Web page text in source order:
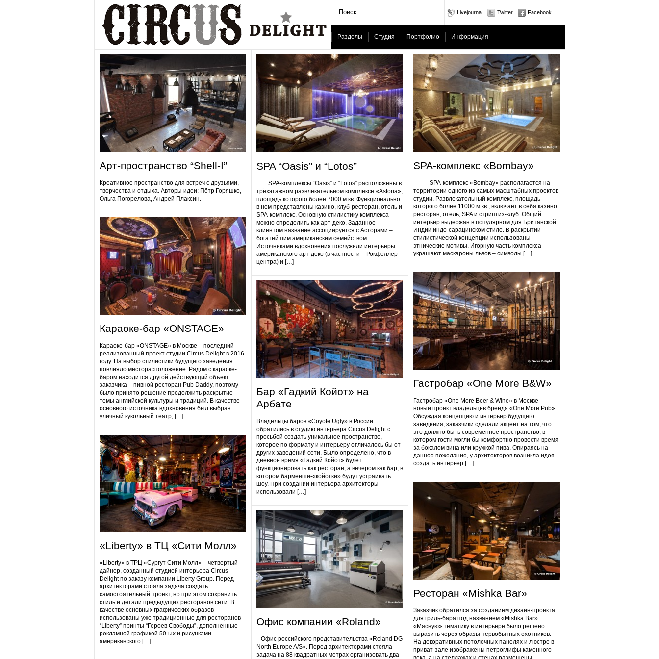
Livejournal Twitter Facebook
Разделы Студия Портфолио Информация
Арт-пространство “Shell-I”
Креативное пространство для встреч с друзьями,
творчества и отдыха. Авторы идеи: Пётр Горяшко,
Ольга Погорелова, Андрей Плаксин.
Караоке-бар «ONSTAGE»
Караоке-бар «ONSTAGE» в Москве – последний
реализованный проект студии Circus Delight в 2016
году. На выбор стилистики будущего заведения
повлияло месторасположение. Рядом с караоке-
баром находится другой действующий объект
заказчика – пивной ресторан Pub Daddy​, поэтому
было принято решение продолжить раскрытие
темы английской культуры и традиций. В качестве
основного источника вдохновения был выбран
уличный кукольный театр, […]
«Liberty» в ТЦ «Сити Молл»
«Liberty» в ТРЦ «Сургут Сити Молл» – четвертый
дайнер, созданный студией интерьера Circus
Delight по заказу компании Liberty Group. Перед
архитекторами стояла задача создать
самостоятельный проект, но при этом сохранить
стиль и детали предыдущих ресторанов сети. В
качестве основных графических образов
использованы уже традиционные для ресторанов
“Liberty” принты “Героев Свободы”, дополненные
рекламной графикой 50-ых и рисунками
американского […]
SPA “Oasis” и “Lotos”
SPA-комплексы “Oasis” и “Lotos” расположены в
трёхэтажном развлекательном комплексе «Astoria»,
площадь которого более 7000 м.кв. Функционально
в нем представлены казино, клуб-ресторан, отель и
SPA-комплекс. Основную стилистику комплекса
можно определить как арт-деко. Заданное
клиентом название ассоциируется с Асторами –
богатейшим американским семейством.
Источниками вдохновения послужили интерьеры
американского арт-деко (в частности – Рокфеллер-
центра) и […]
Бар «Гадкий Койот» на
Арбате
Владельцы баров «Coyote Ugly» в России
обратились в студию интерьера Circus Delight с
просьбой создать уникальное пространство,
которое по формату и интерьеру отличалось бы от
других заведений сети. Было определено, что в
дневное время «Гадкий Койот» будет
функционировать как ресторан, а вечером как бар, в
котором барменши-«койотки» будут устраивать
шоу. При создании интерьера архитекторы
использовали […]
Офис компании «Roland»
Офис российского представительства «Roland DG
North Europe A/S». Перед архитекторами стояла
задача на 88 квадратных метрах организовать два
SPA-комплекс «Bombay»
SPA-комплекс «Bombay» располагается на
территории одного из самых масштабных проектов
студии. Развлекательный комплекс, площадь
которого более 11000 м.кв., включает в себя казино,
ресторан, отель, SPA и стриптиз-клуб. Общий
интерьер выдержан в популярном для Британской
Индии индо-сарацинском стиле. В раскрытии
стилистической концепции использованы
этнические мотивы. Игорную часть комплекса
украшают маскароны львов – символы […]
Гастробap «One More B&W»
Гастробap «One More Beer & Wine» в Москве –
новый проект владельцев бренда «One More Pub».
Обсуждая концепцию и интерьер будущего
заведения, заказчики сделали акцент на том, что
это должно быть современное пространство, в
котором гости могли бы комфортно провести время
за бокалом вина или кружкой пива. Опираясь на
данное пожелание, у архитекторов возникла идея
создать интерьер […]
Ресторан «Mishka Bar»
Заказчик обратился за созданием дизайн-проекта
для гриль-бара под названием «Mishka Bar».
«Мясную» тематику в интерьере было решено
выразить через образы первобытных охотников.
На декоративных потолочных панелях и люстре в
приват-зале изображены петроглифы каменного
века, а на стеллажах и стенах размещены